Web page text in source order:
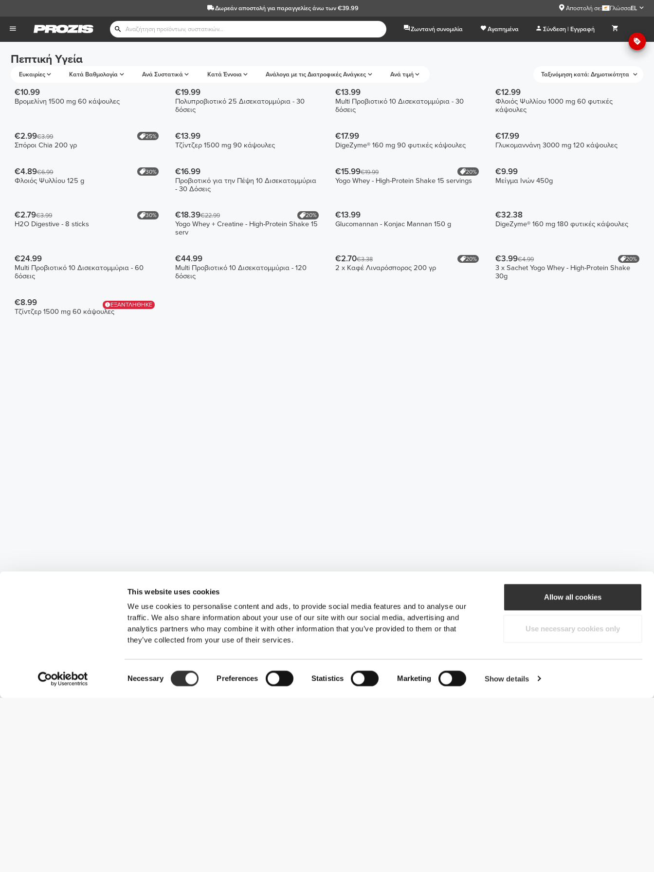
This website uses cookies
We use cookies to personalise content and ads, to provide social media features and to analyse our
traffic. We also share information about your use of our site with our social media, advertising and
analytics partners who may combine it with other information that you’ve provided to them or that
they’ve collected from your use of their services.
Selection
Necessary Preferences Statistics Marketing Show details
Allow all cookies
Use necessary cookies only
Δωρεάν αποστολήγια παραγγελίες άνω των €39.99 Αποστολή σε: ΓλώσσαEL
Ζωντανή συνομιλία Αγαπημένα Σύνδεση | Εγγραφή
Πεπτική Υγεία
Ευκαιρίες Κατά Βαθμολογία Ανά Συστατικά Κατά Έννοια Ανάλογα με τις Διατροφικές Ανάγκες Ανά τιμή Ταξινόμηση κατά: Δημοτικότητα
€10.99
Βρομελίνη 1500 mg 60 κάψουλες
€19.99
Πολυπροβιοτικό 25 Δισεκατομμύρια - 30
δόσεις
€13.99
Multi Προβιοτικό 10 Δισεκατομμύρια - 30
δόσεις
€12.99
Φλοιός Ψυλλίου 1000 mg 60 φυτικές
κάψουλες
€2.99€3.99 25%
Σπόροι Chia 200 γρ
€13.99
Τζίντζερ 1500 mg 90 κάψουλες
€17.99
DigeZyme® 160 mg 90 φυτικές κάψουλες
€17.99
Γλυκομαννάνη 3000 mg 120 κάψουλες
€4.89€6.99 30%
Φλοιός Ψυλλίου 125 g
€16.99
Προβιοτικό για την Πέψη 10 Δισεκατομμύρια
- 30 Δόσεις
€15.99€19.99 20%
Yogo Whey - High-Protein Shake 15 servings
€9.99
Μείγμα Ινών 450g
€2.79€3.99 30%
H2O Digestive - 8 sticks
€18.39€22.99 20%
Yogo Whey + Creatine - High-Protein Shake 15
serv
€13.99
Glucomannan - Konjac Mannan 150 g
€32.38
DigeZyme® 160 mg 180 φυτικές κάψουλες
€24.99
Multi Προβιοτικό 10 Δισεκατομμύρια - 60
δόσεις
€44.99
Multi Προβιοτικό 10 Δισεκατομμύρια - 120
δόσεις
€2.70€3.38 20%
2 x Καφέ Λιναρόσπορος 200 γρ
€3.99€4.99 20%
3 x Sachet Yogo Whey - High-Protein Shake
30g
ΕΞΑΝΤΛΗΘΗΚΕ
€8.99
Τζίντζερ 1500 mg 60 κάψουλες